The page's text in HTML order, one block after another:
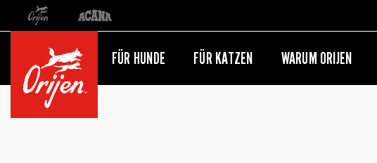
Orijen Acana
FÜR HUNDE FÜR KATZEN WARUM ORIJEN